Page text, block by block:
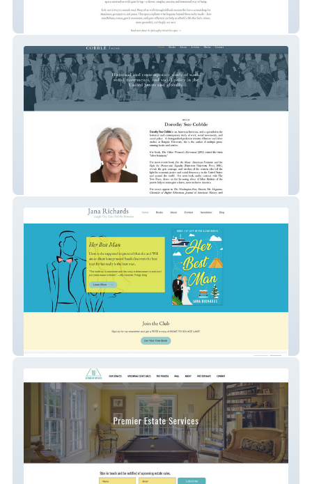
Beyond the Rocky Roads
Dorothy Sue Cobble